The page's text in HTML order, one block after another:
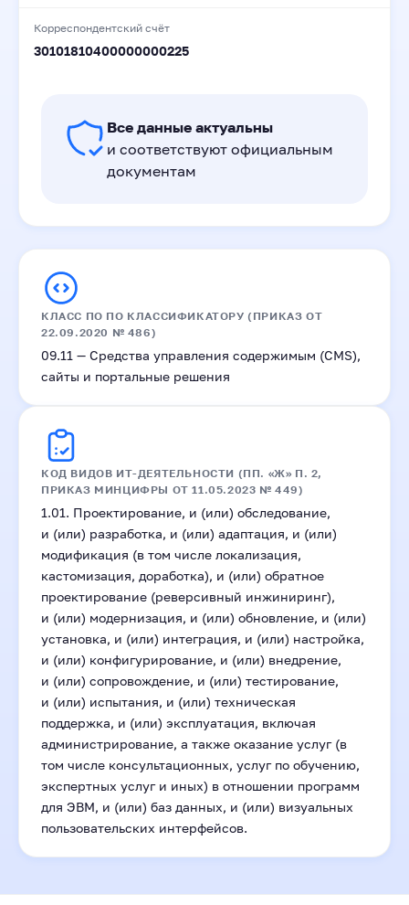
Корреспондентский счёт
30101810400000000225
Все данные актуальны
и соответствуют официальным
документам
КЛАСС ПО ПО КЛАССИФИКАТОРУ (ПРИКАЗ ОТ
22.09.2020 № 486)
09.11 — Средства управления содержимым (CMS),
сайты и портальные решения
КОД ВИДОВ ИТ‑ДЕЯТЕЛЬНОСТИ (ПП. «Ж» П. 2,
ПРИКАЗ МИНЦИФРЫ ОТ 11.05.2023 № 449)
1.01. Проектирование, и (или) обследование,
и (или) разработка, и (или) адаптация, и (или)
модификация (в том числе локализация,
кастомизация, доработка), и (или) обратное
проектирование (реверсивный инжиниринг),
и (или) модернизация, и (или) обновление, и (или)
установка, и (или) интеграция, и (или) настройка,
и (или) конфигурирование, и (или) внедрение,
и (или) сопровождение, и (или) тестирование,
и (или) испытания, и (или) техническая
поддержка, и (или) эксплуатация, включая
администрирование, а также оказание услуг (в
том числе консультационных, услуг по обучению,
экспертных услуг и иных) в отношении программ
для ЭВМ, и (или) баз данных, и (или) визуальных
пользовательских интерфейсов.